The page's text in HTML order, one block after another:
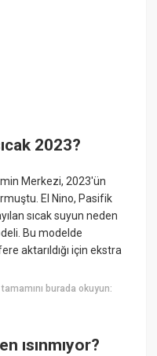
2023?
Merkezi, 2023'ün
El Nino, Pasifik
sıcak suyun neden
Bu modelde
aktarıldığı için ekstra
tamamını burada okuyun:
ısınmıyor?